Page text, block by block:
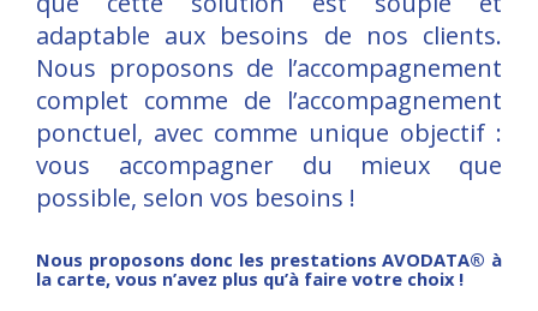
adaptable aux besoins de nos clients.
Nous proposons de l’accompagnement
complet comme de l’accompagnement
ponctuel, avec comme unique objectif :
vous accompagner du mieux que
possible, selon vos besoins !
Nous proposons donc les prestations AVODATA® à
la carte, vous n’avez plus qu’à faire votre choix !